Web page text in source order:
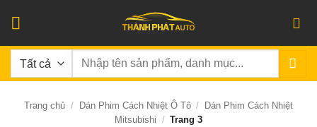
qua
nội
dung
Tìm
Trang chủ / Dán Phim Cách Nhiệt Ô Tô /
Dán Phim Cách Nhiệt
Mitsubishi / Trang 3